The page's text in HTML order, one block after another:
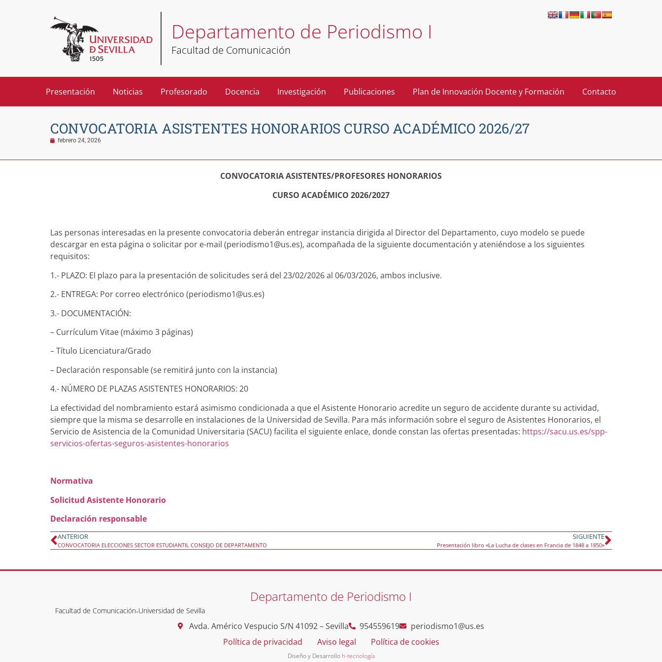
Departamento de Periodismo I
Facultad de Comunicación
Presentación Noticias Profesorado Docencia Investigación Publicaciones Plan de Innovación Docente y Formación Contacto
CONVOCATORIA ASISTENTES HONORARIOS CURSO ACADÉMICO 2026/27
febrero 24, 2026
CONVOCATORIA ASISTENTES/PROFESORES HONORARIOS
CURSO ACADÉMICO 2026/2027
Las personas interesadas en la presente convocatoria deberán entregar instancia dirigida al Director del Departamento, cuyo modelo se puede
descargar en esta página o solicitar por e-mail (periodismo1@us.es), acompañada de la siguiente documentación y ateniéndose a los siguientes
requisitos:
1.- PLAZO: El plazo para la presentación de solicitudes será del 23/02/2026 al 06/03/2026, ambos inclusive.
2.- ENTREGA: Por correo electrónico (periodismo1@us.es)
3.- DOCUMENTACIÓN:
– Currículum Vitae (máximo 3 páginas)
– Título Licenciatura/Grado
– Declaración responsable (se remitirá junto con la instancia)
4.- NÚMERO DE PLAZAS ASISTENTES HONORARIOS: 20
La efectividad del nombramiento estará asimismo condicionada a que el Asistente Honorario acredite un seguro de accidente durante su actividad,
siempre que la misma se desarrolle en instalaciones de la Universidad de Sevilla. Para más información sobre el seguro de Asistentes Honorarios, el
Servicio de Asistencia de la Comunidad Universitaria (SACU) facilita el siguiente enlace, donde constan las ofertas presentadas: https://sacu.us.es/spp-
servicios-ofertas-seguros-asistentes-honorarios
Normativa
Solicitud Asistente Honorario
Declaración responsable
ANTERIOR
CONVOCATORIA ELECCIONES SECTOR ESTUDIANTIL CONSEJO DE DEPARTAMENTO
SIGUIENTE
Presentación libro «La Lucha de clases en Francia de 1848 a 1850»
Departamento de Periodismo I
Facultad de Comunicación-Universidad de Sevilla
Avda. Américo Vespucio S/N 41092 – Sevilla 954559619
periodismo1@us.es
Política de privacidad
Aviso legal Política de cookies
Diseño y Desarrollo h-tecnología